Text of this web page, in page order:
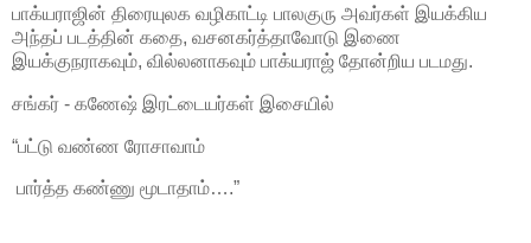
பாக்யராஜின் திரையுலக வழிகாட்டி பாலகுரு அவர்கள் இயக்கிய
அந்தப் படத்தின் கதை, வசனகர்த்தாவோடு இணை
இயக்குநராகவும், வில்லனாகவும் பாக்யராஜ் தோன்றிய படமது.
சங்கர் - கணேஷ் இரட்டையர்கள் இசையில்
“பட்டு வண்ண ரோசாவாம்
பார்த்த கண்ணு மூடாதாம்….”